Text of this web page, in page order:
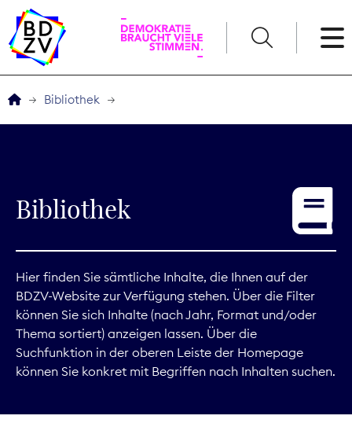
Service
Digitales
Kommunikation
Marktdaten
Bibliothek
Bibliothek
Hier finden Sie sämtliche Inhalte, die Ihnen auf der
BDZV-Website zur Verfügung stehen. Über die Filter
können Sie sich Inhalte (nach Jahr, Format und/oder
Thema sortiert) anzeigen lassen. Über die
Suchfunktion in der oberen Leiste der Homepage
können Sie konkret mit Begriffen nach Inhalten suchen.